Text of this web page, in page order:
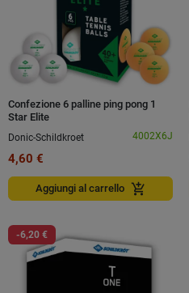
Confezione 6 palline ping pong 1
Star Elite
Donic-Schildkroet
4002X6J
4,60 €
Aggiungi al carrello add_shopping_cart
-6,20 €